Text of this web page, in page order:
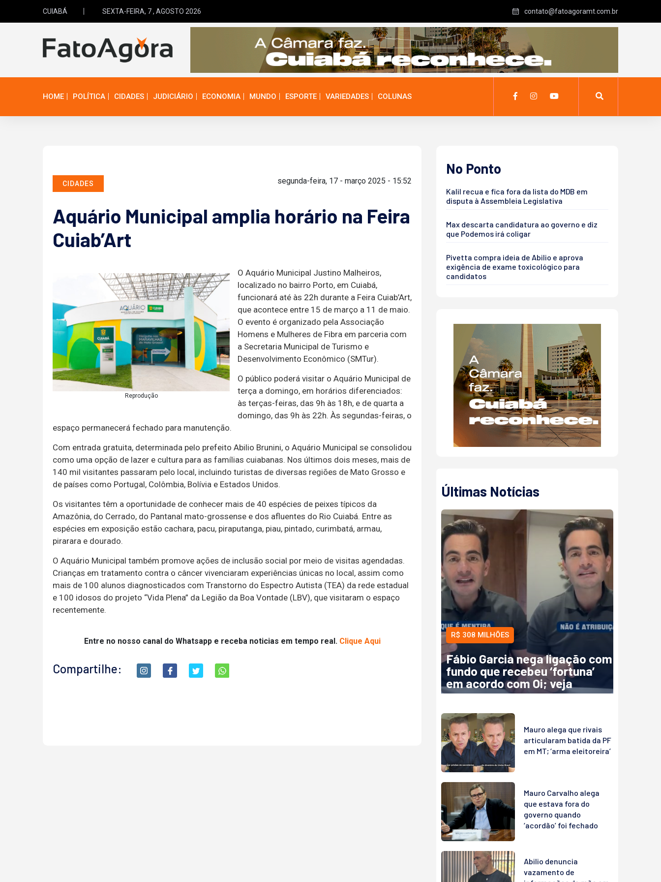
CUIABÁ SEXTA-FEIRA, 7 , AGOSTO 2026 contato@fatoagoramt.com.br
HOME POLÍTICA CIDADES JUDICIÁRIO ECONOMIA MUNDO ESPORTE VARIEDADES COLUNAS
CIDADES segunda-feira, 17 - março 2025 - 15:52
Aquário Municipal amplia horário na Feira
Cuiab’Art
Reprodução
O Aquário Municipal Justino Malheiros,
localizado no bairro Porto, em Cuiabá,
funcionará até às 22h durante a Feira Cuiab’Art,
que acontece entre 15 de março a 11 de maio.
O evento é organizado pela Associação
Homens e Mulheres de Fibra em parceria com
a Secretaria Municipal de Turismo e
Desenvolvimento Econômico (SMTur).
O público poderá visitar o Aquário Municipal de
terça a domingo, em horários diferenciados:
às terças-feiras, das 9h às 18h, e de quarta a
domingo, das 9h às 22h. Às segundas-feiras, o
espaço permanecerá fechado para manutenção.
Com entrada gratuita, determinada pelo prefeito Abilio Brunini, o Aquário Municipal se consolidou
como uma opção de lazer e cultura para as famílias cuiabanas. Nos últimos dois meses, mais de
140 mil visitantes passaram pelo local, incluindo turistas de diversas regiões de Mato Grosso e
de países como Portugal, Colômbia, Bolívia e Estados Unidos.
Os visitantes têm a oportunidade de conhecer mais de 40 espécies de peixes típicos da
Amazônia, do Cerrado, do Pantanal mato-grossense e dos afluentes do Rio Cuiabá. Entre as
espécies em exposição estão cachara, pacu, piraputanga, piau, pintado, curimbatá, armau,
pirarara e dourado.
O Aquário Municipal também promove ações de inclusão social por meio de visitas agendadas.
Crianças em tratamento contra o câncer vivenciaram experiências únicas no local, assim como
mais de 100 alunos diagnosticados com Transtorno do Espectro Autista (TEA) da rede estadual
e 100 idosos do projeto “Vida Plena” da Legião da Boa Vontade (LBV), que visitaram o espaço
recentemente.
Entre no nosso canal do Whatsapp e receba noticias em tempo real. Clique Aqui
Compartilhe:
No Ponto
Kalil recua e fica fora da lista do MDB em
disputa à Assembleia Legislativa
Max descarta candidatura ao governo e diz
que Podemos irá coligar
Pivetta compra ideia de Abilio e aprova
exigência de exame toxicológico para
candidatos
Últimas Notícias
R$ 308 MILHÕES
Fábio Garcia nega ligação com
fundo que recebeu ‘fortuna’
em acordo com Oi; veja
Mauro alega que rivais
articularam batida da PF
em MT; ‘arma eleitoreira’
Mauro Carvalho alega
que estava fora do
governo quando
‘acordão’ foi fechado
Abilio denuncia
vazamento de